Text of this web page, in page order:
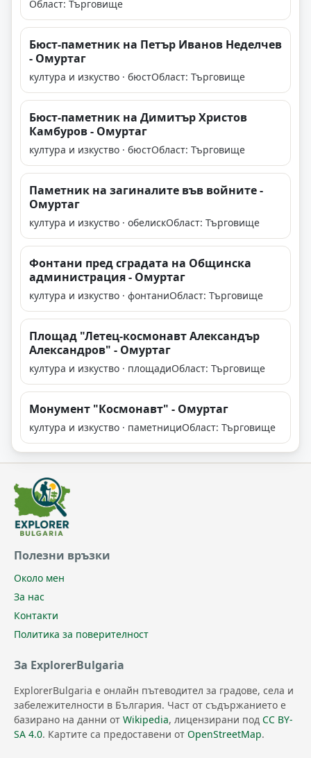
Област: Търговище
Бюст-паметник на Петър Иванов Неделчев
- Омуртаг
култура и изкуство · бюстОбласт: Търговище
Бюст-паметник на Димитър Христов
Камбуров - Омуртаг
култура и изкуство · бюстОбласт: Търговище
Паметник на загиналите във войните -
Омуртаг
култура и изкуство · обелискОбласт: Търговище
Фонтани пред сградата на Общинска
администрация - Омуртаг
култура и изкуство · фонтаниОбласт: Търговище
Площад "Летец-космонавт Александър
Александров" - Омуртаг
култура и изкуство · площадиОбласт: Търговище
Монумент "Космонавт" - Омуртаг
култура и изкуство · паметнициОбласт: Търговище
Полезни връзки
Около мен
За нас
Контакти
Политика за поверителност
За ExplorerBulgaria
ExplorerBulgaria е онлайн пътеводител за градове, села и
забележителности в България. Част от съдържанието е
базирано на данни от Wikipedia, лицензирани под CC BY-
SA 4.0. Картите са предоставени от OpenStreetMap.